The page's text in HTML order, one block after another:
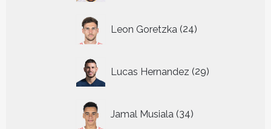
Leon Goretzka 24
producten
Lucas Hernandez 29
producten
Jamal Musiala 34
producten